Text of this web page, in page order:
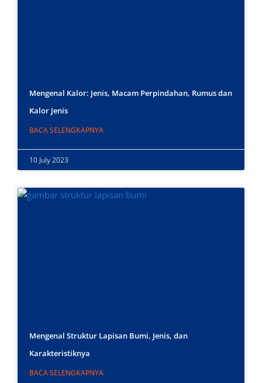
Mengenal Kalor: Jenis, Macam Perpindahan, Rumus dan
Kalor Jenis
BACA SELENGKAPNYA
10 July 2023
Mengenal Struktur Lapisan Bumi, Jenis, dan
Karakteristiknya
BACA SELENGKAPNYA